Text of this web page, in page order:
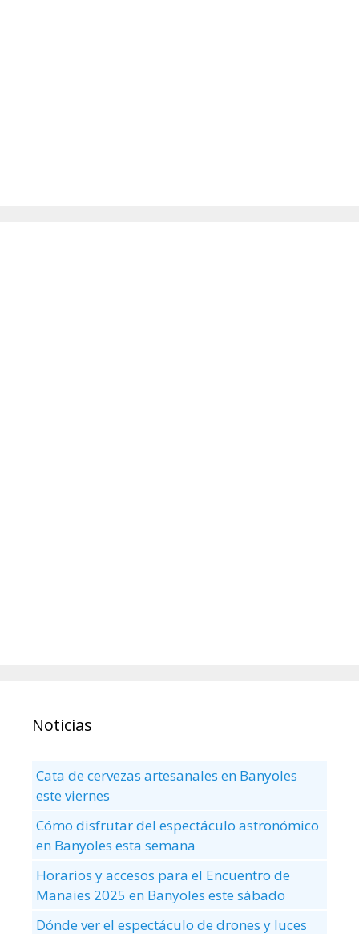
Noticias
Cata de cervezas artesanales en Banyoles
este viernes
Cómo disfrutar del espectáculo astronómico
en Banyoles esta semana
Horarios y accesos para el Encuentro de
Manaies 2025 en Banyoles este sábado
Dónde ver el espectáculo de drones y luces